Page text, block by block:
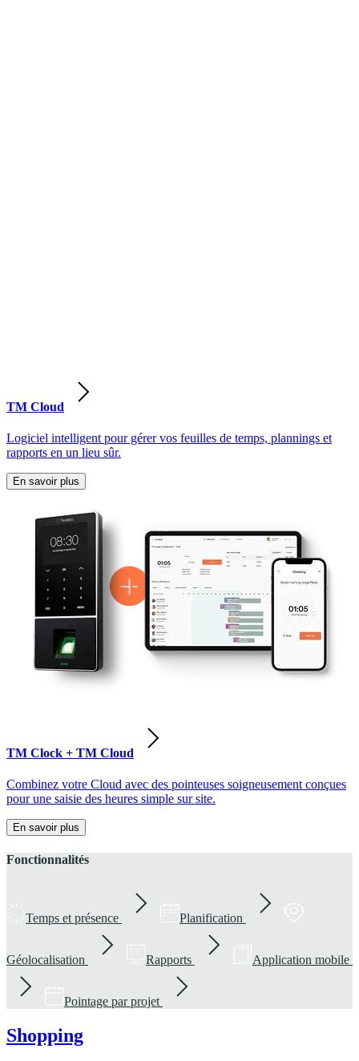
TM Cloud
Logiciel intelligent pour gérer vos feuilles de temps, plannings et
rapports en un lieu sûr.
En savoir plus
TM Clock + TM Cloud
Combinez votre Cloud avec des pointeuses soigneusement conçues
pour une saisie des heures simple sur site.
En savoir plus
Fonctionnalités
Temps et présence Planification
Géolocalisation Rapports Application mobile
Pointage par projet
Shopping